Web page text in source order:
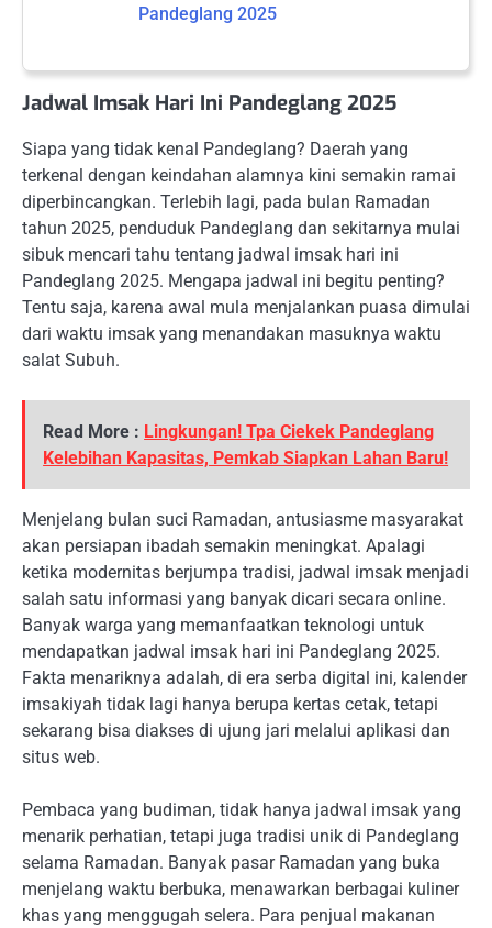
Pandeglang 2025
Jadwal Imsak Hari Ini Pandeglang 2025
Siapa yang tidak kenal Pandeglang? Daerah yang
terkenal dengan keindahan alamnya kini semakin ramai
diperbincangkan. Terlebih lagi, pada bulan Ramadan
tahun 2025, penduduk Pandeglang dan sekitarnya mulai
sibuk mencari tahu tentang jadwal imsak hari ini
Pandeglang 2025. Mengapa jadwal ini begitu penting?
Tentu saja, karena awal mula menjalankan puasa dimulai
dari waktu imsak yang menandakan masuknya waktu
salat Subuh.
Read More : Lingkungan! Tpa Ciekek Pandeglang
Kelebihan Kapasitas, Pemkab Siapkan Lahan Baru!
Menjelang bulan suci Ramadan, antusiasme masyarakat
akan persiapan ibadah semakin meningkat. Apalagi
ketika modernitas berjumpa tradisi, jadwal imsak menjadi
salah satu informasi yang banyak dicari secara online.
Banyak warga yang memanfaatkan teknologi untuk
mendapatkan jadwal imsak hari ini Pandeglang 2025.
Fakta menariknya adalah, di era serba digital ini, kalender
imsakiyah tidak lagi hanya berupa kertas cetak, tetapi
sekarang bisa diakses di ujung jari melalui aplikasi dan
situs web.
Pembaca yang budiman, tidak hanya jadwal imsak yang
menarik perhatian, tetapi juga tradisi unik di Pandeglang
selama Ramadan. Banyak pasar Ramadan yang buka
menjelang waktu berbuka, menawarkan berbagai kuliner
khas yang menggugah selera. Para penjual makanan